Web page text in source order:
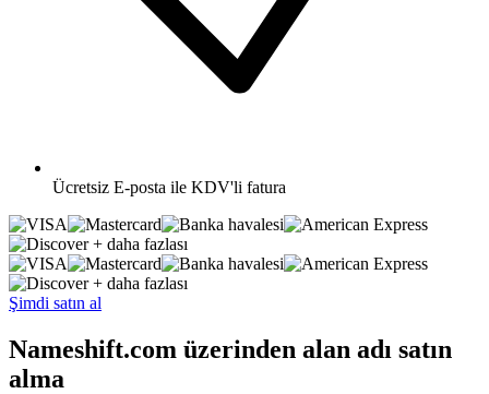
Ücretsiz E-posta ile KDV'li fatura
+ daha fazlası
+ daha fazlası
Şimdi satın al
Nameshift.com üzerinden alan adı satın
alma